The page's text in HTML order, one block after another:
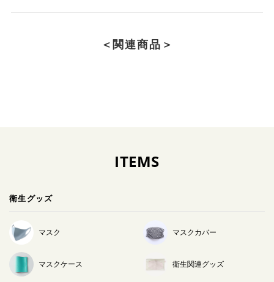
＜関連商品＞
ITEMS
衛生グッズ
マスク マスクカバー
マスクケース 衛生関連グッズ